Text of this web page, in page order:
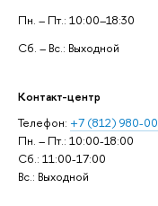
Пн. – Пт.: 10:00–18:30
Сб. – Вс.: Выходной
Контакт-центр
Телефон: +7 (812) 980-
Пн. – Пт.: 10:00-18:00
Сб.: 11:00-17:00
Вс.: Выходной